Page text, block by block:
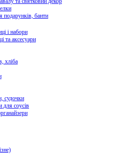
подарунків, банти
і набори
та аксесуари
хліба
судочки
соусів